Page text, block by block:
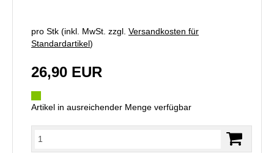
pro Stk (inkl. MwSt. zzgl. Versandkosten für
Standardartikel)
26,90 EUR
Artikel in ausreichender Menge verfügbar